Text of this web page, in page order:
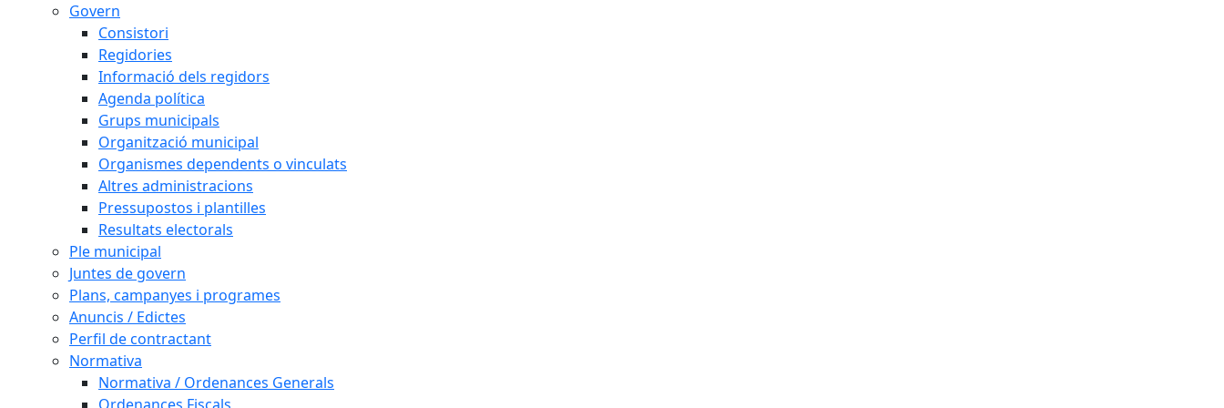
Govern
Consistori
Regidories
Informació dels regidors
Agenda política
Grups municipals
Organització municipal
Organismes dependents o vinculats
Altres administracions
Pressupostos i plantilles
Resultats electorals
Ple municipal
Juntes de govern
Plans, campanyes i programes
Anuncis / Edictes
Perfil de contractant
Normativa
Normativa / Ordenances Generals